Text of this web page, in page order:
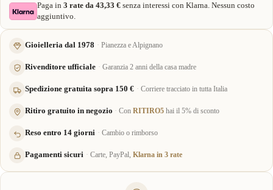
Paga in 3 rate da 43,33 € senza interessi con Klarna. Nessun costo
aggiuntivo.
Gioielleria dal 1978 Pianezza e Alpignano
Rivenditore ufficiale Garanzia 2 anni della casa madre
Spedizione gratuita sopra 150 € Corriere tracciato in tutta Italia
Ritiro gratuito in negozio Con RITIRO5 hai il 5% di sconto
Reso entro 14 giorni Cambio o rimborso
Pagamenti sicuri Carte, PayPal, Klarna in 3 rate